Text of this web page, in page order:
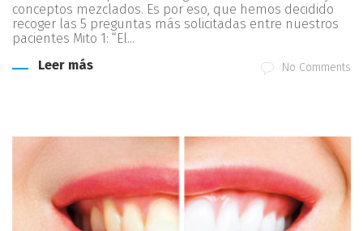
conceptos mezclados. Es por eso, que hemos decidido
recoger las 5 preguntas más solicitadas entre nuestros
pacientes Mito 1: “El...
Leer más
No Comments